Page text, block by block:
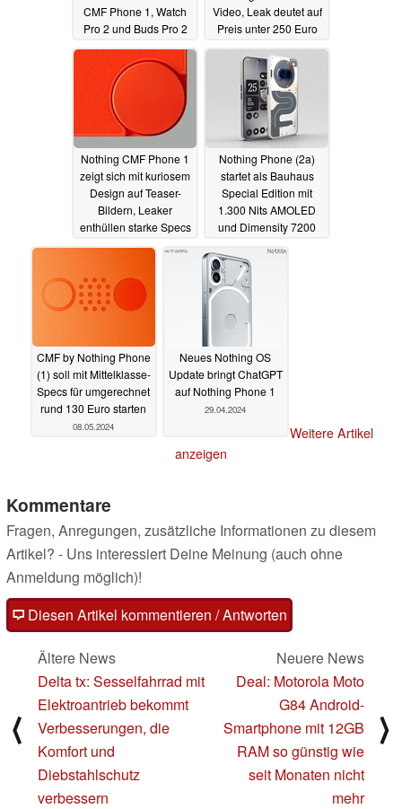
CMF Phone 1, Watch
Pro 2 und Buds Pro 2
18.06.2024
Video, Leak deutet auf
Preis unter 250 Euro
11.06.2024
Nothing CMF Phone 1
zeigt sich mit kuriosem
Design auf Teaser-
Bildern, Leaker
enthüllen starke Specs
06.06.2024
Nothing Phone (2a)
startet als Bauhaus
Special Edition mit
1.300 Nits AMOLED
und Dimensity 7200
CMF by Nothing Phone
(1) soll mit Mittelklasse-
Specs für umgerechnet
rund 130 Euro starten
08.05.2024
Neues Nothing OS
Update bringt ChatGPT
auf Nothing Phone 1
29.04.2024
Weitere Artikel
anzeigen
Kommentare
Fragen, Anregungen, zusätzliche Informationen zu diesem
Artikel? - Uns interessiert Deine Meinung (auch ohne
Anmeldung möglich)!
Diesen Artikel kommentieren / Antworten
⟨
Ältere News
Delta tx: Sesselfahrrad mit
Elektroantrieb bekommt
Verbesserungen, die
Komfort und
Diebstahlschutz
verbessern
Neuere News
Deal: Motorola Moto
G84 Android-
Smartphone mit 12GB
RAM so günstig wie
seit Monaten nicht
mehr
⟩